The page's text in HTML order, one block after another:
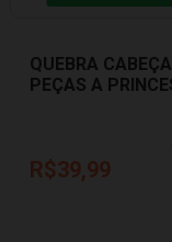
QUEBRA
PEÇAS A
R$39,99